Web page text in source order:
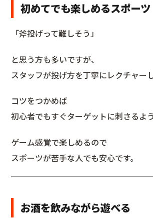
初めてでも楽しめるスポーツ
「斧投げって難しそう」
と思う方も多いですが、
スタッフが投げ方を丁寧にレクチャーし
コツをつかめば
初心者でもすぐターゲットに刺さるよ
ゲーム感覚で楽しめるので
スポーツが苦手な人でも安心です。
お酒を飲みながら遊べる